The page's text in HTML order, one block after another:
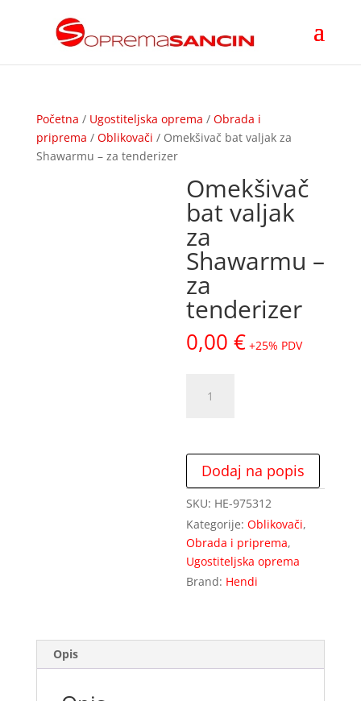
Početna / Ugostiteljska oprema / Obrada i
priprema / Oblikovači / Omekšivač bat valjak za
Shawarmu – za tenderizer
Omekšivač
bat valjak
za
Shawarmu –
za
tenderizer
0,00€ +25% PDV
Shawarmu
za
tenderizer
količina
Dodaj na popis
SKU: HE-975312
Kategorije:Oblikovači,
Obrada i priprema,
Ugostiteljska oprema
Brand: Hendi
Opis